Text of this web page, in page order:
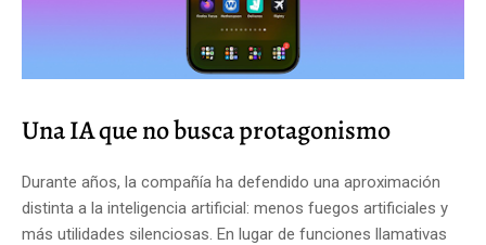
Una IA que no busca protagonismo
Durante años, la compañía ha defendido una aproximación
distinta a la inteligencia artificial: menos fuegos artificiales y
más utilidades silenciosas. En lugar de funciones llamativas